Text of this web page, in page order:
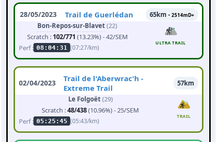
28/05/2023 Trail de Guerlédan 65km - 2514mD+
Bon-Repos-sur-Blavet(22)
Scratch : 102/771 (13.23%) - 42/SEM
Perf : 08:04:31 (07:27/km)
ULTRA TRAIL
02/04/2023
Trail de l'Aberwrac'h -
Extreme Trail
57km
Le Folgoët(29)
Scratch :48/438(10.96%) - 25/SEM
Perf : 05:25:45 (05:43/km)
TRAIL